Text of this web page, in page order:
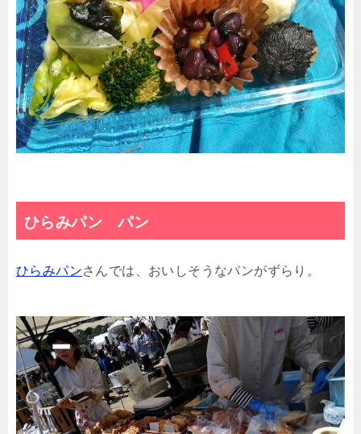
ひらみパン パン
ひらみパンさんでは、おいしそうなパンがずらり。